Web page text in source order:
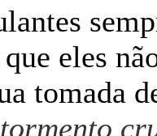
eles
tomada